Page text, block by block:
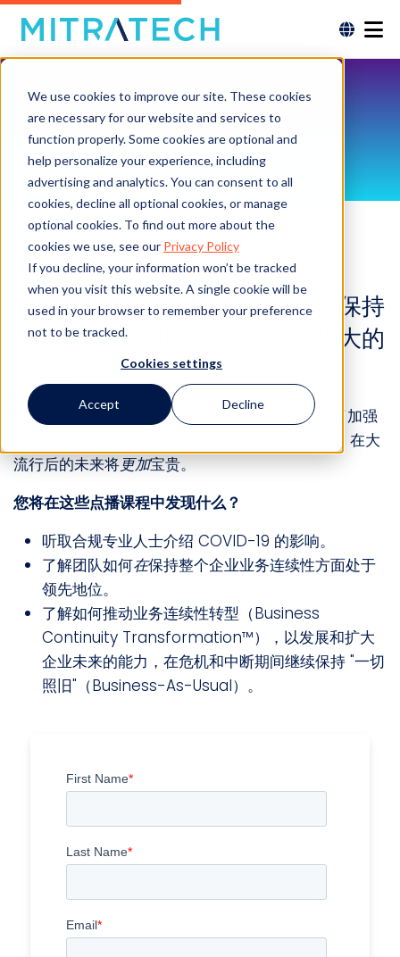
We use cookies to improve our site. These cookies
are necessary for our website and services to
function properly. Some cookies are optional and
help personalize your experience, including
advertising and analytics. You can consent to all
cookies, decline all optional cookies, or manage
optional cookies. To find out more about the
cookies we use, see our Privacy Policy
If you decline, your information won’t be tracked
when you visit this website. A single cookie will be
used in your browser to remember your preference
not to be tracked.
Cookies settings
Accept Decline
观看合规领导者讨论如何在今天保持
业务连续性，并在明天建立更强大的
在这次虚拟峰会上，领先的风险与合规专家探讨了加强
业务连续性的战略--这些战略目前已被成功运用，在大
流行后的未来将更加宝贵。
您将在这些点播课程中发现什么？
听取合规专业人士介绍 COVID-19 的影响。
了解团队如何在保持整个企业业务连续性方面处于
领先地位。
了解如何推动业务连续性转型（Business
Continuity Transformation™），以发展和扩大
企业未来的能力，在危机和中断期间继续保持 "一切
照旧"（Business-As-Usual）。